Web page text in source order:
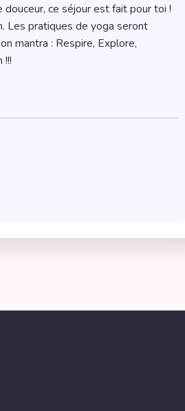
ce séjour est fait pour toi !
Les pratiques de yoga seront
mantra : Respire, Explore,